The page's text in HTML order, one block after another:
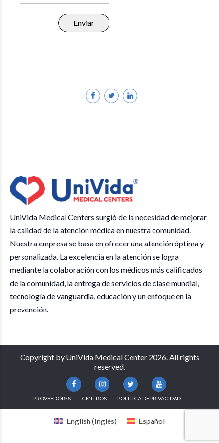
Enviar
UniVida Medical Centers surgió de la necesidad de mejorar
la calidad de la atención médica en nuestra comunidad.
Nuestra empresa se basa en ofrecer una atención óptima y
personalizada. La excelencia en la atención se logra
mediante la colaboración con los médicos más calificados
de la comunidad, la entrega de servicios de clase mundial,
tecnología de vanguardia, educación y un enfoque en la
prevención.
Copyright by UniVida Medical Center 2026. All rights
reserved.
PROVEEDORES CENTROS POLÍTICA DE PRIVACIDAD
English(Inglés) Español